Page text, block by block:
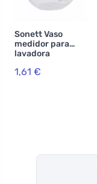
Sonett Vaso
medidor para
lavadora
1,61 €